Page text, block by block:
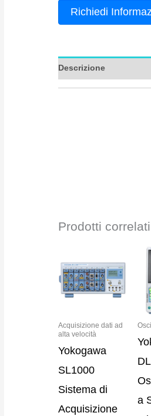
Richiedi
Descrizione
Prodotti correlati
Acquisizione dati ad
alta velocità
Yokogawa
SL1000
Sistema di
Acquisizione
a